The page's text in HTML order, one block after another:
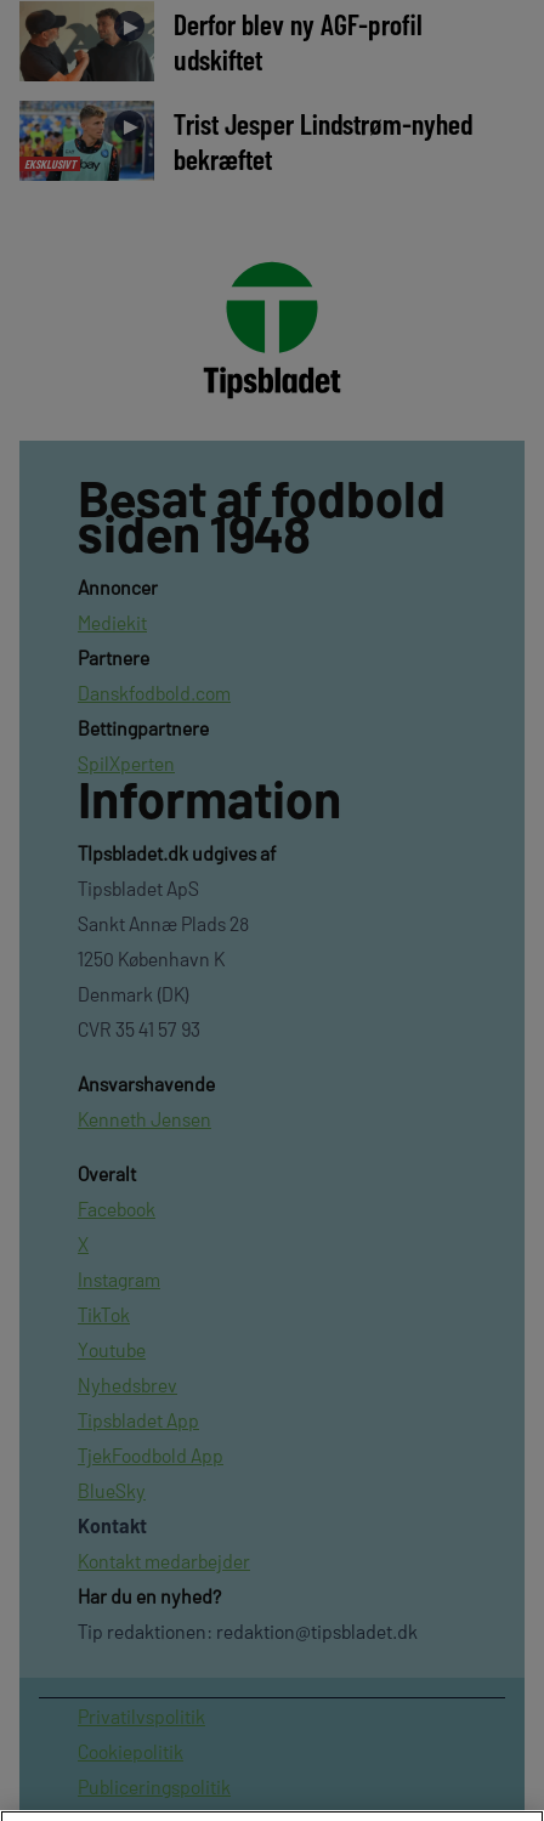
►
Derfor blev ny AGF-profil
udskiftet
EKSKLUSIVT
►
Trist Jesper Lindstrøm-nyhed
bekræftet
Besat af fodbold
siden 1948
Annoncer
Mediekit
Partnere
Danskfodbold.com
Bettingpartnere
SpilXperten
Information
TIpsbladet.dk udgives af
Tipsbladet ApS
Sankt Annæ Plads 28
1250 København K
Denmark (DK)
CVR 35 41 57 93
Ansvarshavende
Kenneth Jensen
Overalt
Facebook
X
Instagram
TikTok
Youtube
Nyhedsbrev
Tipsbladet App
TjekFoodbold App
BlueSky
Kontakt
Kontakt medarbejder
Har du en nyhed?
Tip redaktionen: redaktion@tipsbladet.dk
Privatilvspolitik
Cookiepolitik
Publiceringspolitik